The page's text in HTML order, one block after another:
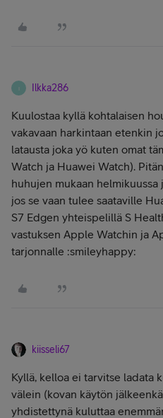
Ilkka286
Kuulostaa kyllä kohtalaisen
vakavaan harkintaan etenkin
latausta joka yö kuten omat
Watch ja Huawei Watch).
huhujen mukaan
jos se vaan tulee saataville
S7 Edgen yhteispelillä S
vastuksen Apple Watchin ja
tarjonnalle :smileyhappy:
kiisseli67
Kyllä, kelloa ei tarvitse ladata
välein (kovan käytön
yhdistettynä kuluttaa